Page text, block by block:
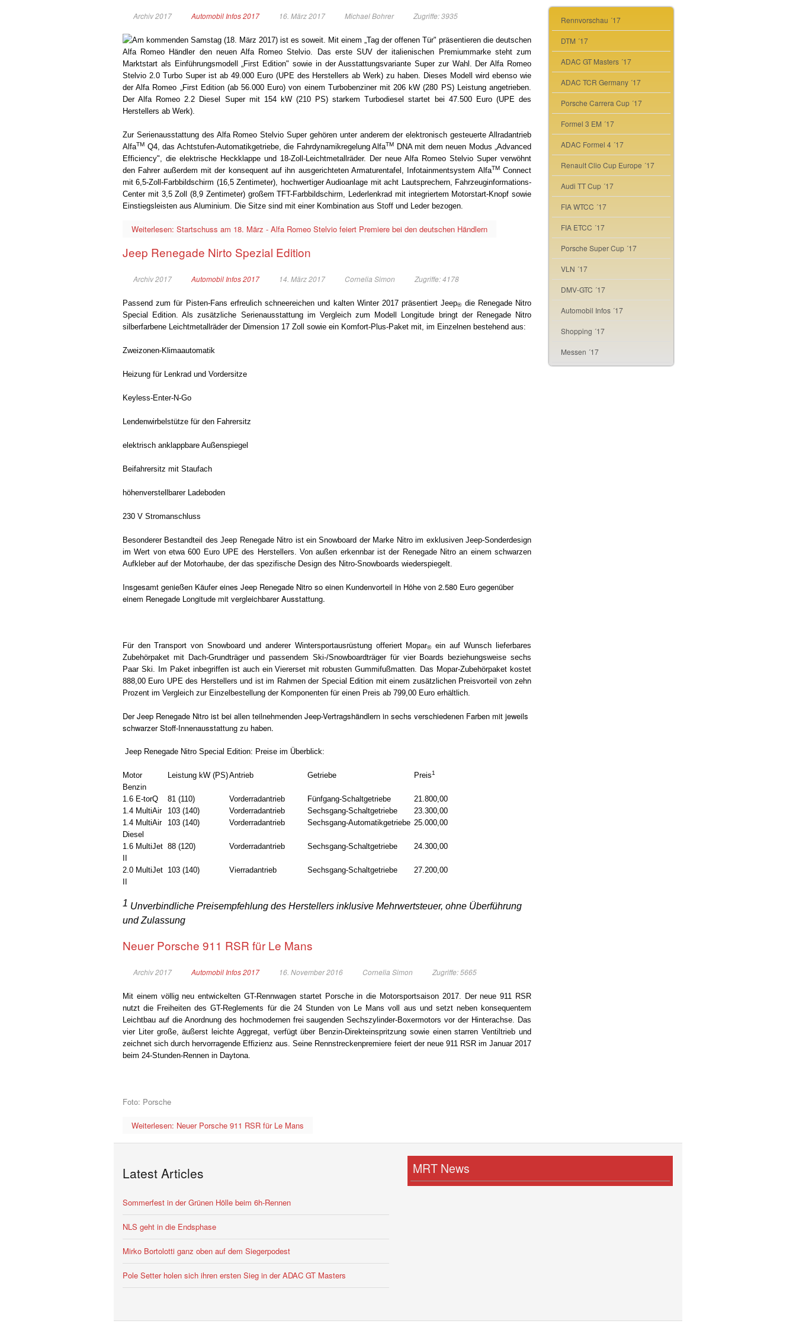
Archiv 2017 Automobil Infos 2017 16. März 2017 Michael Bohrer Zugriffe: 3935
Am kommenden Samstag (18. März 2017) ist es soweit. Mit einem „Tag der offenen Tür" präsentieren die deutschen
Alfa Romeo Händler den neuen Alfa Romeo Stelvio. Das erste SUV der italienischen Premiummarke steht zum
Marktstart als Einführungsmodell „First Edition" sowie in der Ausstattungsvariante Super zur Wahl. Der Alfa Romeo
Stelvio 2.0 Turbo Super ist ab 49.000 Euro (UPE des Herstellers ab Werk) zu haben. Dieses Modell wird ebenso wie
der Alfa Romeo „First Edition (ab 56.000 Euro) von einem Turbobenziner mit 206 kW (280 PS) Leistung angetrieben.
Der Alfa Romeo 2.2 Diesel Super mit 154 kW (210 PS) starkem Turbodiesel startet bei 47.500 Euro (UPE des
Herstellers ab Werk).
Zur Serienausstattung des Alfa Romeo Stelvio Super gehören unter anderem der elektronisch gesteuerte Allradantrieb
AlfaTM Q4, das Achtstufen-Automatikgetriebe, die Fahrdynamikregelung AlfaTM
DNA mit dem neuen Modus „Advanced
Efficiency", die elektrische Heckklappe und 18-Zoll-Leichtmetallräder. Der neue Alfa Romeo Stelvio Super verwöhnt
den Fahrer außerdem mit der konsequent auf ihn ausgerichteten Armaturentafel, Infotainmentsystem AlfaTMConnect
mit 6,5-Zoll-Farbbildschirm (16,5 Zentimeter), hochwertiger Audioanlage mit acht Lautsprechern, Fahrzeuginformations-
Center mit 3,5 Zoll (8,9 Zentimeter) großem TFT-Farbbildschirm, Lederlenkrad mit integriertem Motorstart-Knopf sowie
Einstiegsleisten aus Aluminium. Die Sitze sind mit einer Kombination aus Stoff und Leder bezogen.
Weiterlesen: Startschuss am 18. März - Alfa Romeo Stelvio feiert Premiere bei den deutschen Händlern
Jeep Renegade Nirto Spezial Edition
Archiv 2017 Automobil Infos 2017 14. März 2017 Cornelia Simon Zugriffe: 4178
Passend zum für Pisten-Fans erfreulich schneereichen und kalten Winter 2017 präsentiert Jeep®die Renegade Nitro
Special Edition. Als zusätzliche Serienausstattung im Vergleich zum Modell Longitude bringt der Renegade Nitro
silberfarbene Leichtmetallräder der Dimension 17 Zoll sowie ein Komfort-Plus-Paket mit, im Einzelnen bestehend aus:
Zweizonen-Klimaautomatik
Heizung für Lenkrad und Vordersitze
Keyless-Enter-N-Go
Lendenwirbelstütze für den Fahrersitz
elektrisch anklappbare Außenspiegel
Beifahrersitz mit Staufach
höhenverstellbarer Ladeboden
230 V Stromanschluss
Besonderer Bestandteil des Jeep Renegade Nitro ist ein Snowboard der Marke Nitro im exklusiven Jeep-Sonderdesign
im Wert von etwa 600 Euro UPE des Herstellers. Von außen erkennbar ist der Renegade Nitro an einem schwarzen
Aufkleber auf der Motorhaube, der das spezifische Design des Nitro-Snowboards wiederspiegelt.
Insgesamt genießen Käufer eines Jeep Renegade Nitro so einen Kundenvorteil in Höhe von 2.580 Euro gegenüber
einem Renegade Longitude mit vergleichbarer Ausstattung.
Für den Transport von Snowboard und anderer Wintersportausrüstung offeriert Mopar®ein auf Wunsch lieferbares
Zubehörpaket mit Dach-Grundträger und passendem Ski-/Snowboardträger für vier Boards beziehungsweise sechs
Paar Ski. Im Paket inbegriffen ist auch ein Viererset mit robusten Gummifußmatten. Das Mopar-Zubehörpaket kostet
888,00 Euro UPE des Herstellers und ist im Rahmen der Special Edition mit einem zusätzlichen Preisvorteil von zehn
Prozent im Vergleich zur Einzelbestellung der Komponenten für einen Preis ab 799,00 Euro erhältlich.
Der Jeep Renegade Nitro ist bei allen teilnehmenden Jeep-Vertragshändlern in sechs verschiedenen Farben mit jeweils
schwarzer Stoff-Innenausstattung zu haben.
Jeep Renegade Nitro Special Edition: Preise im Überblick:
Motor Leistung kW (PS)Antrieb Getriebe Preis1
Benzin
1.6 E-torQ
81 (110) Vorderradantrieb Fünfgang-Schaltgetriebe
21.800,00
1.4 MultiAir
103 (140) Vorderradantrieb Sechsgang-Schaltgetriebe
23.300,00
1.4 MultiAir
103 (140) Vorderradantrieb Sechsgang-Automatikgetriebe 25.000,00
Diesel
1.6 MultiJet 88 (120) Vorderradantrieb Sechsgang-Schaltgetriebe 24.300,00
2.0 MultiJet 103 (140) Vierradantrieb Sechsgang-Schaltgetriebe 27.200,00
1 Unverbindliche Preisempfehlung des Herstellers inklusive Mehrwertsteuer, ohne Überführung
und Zulassung
Neuer Porsche 911 RSR für Le Mans
Archiv 2017 Automobil Infos 2017 16. November 2016 Cornelia Simon Zugriffe: 5665
Mit einem völlig neu entwickelten GT-Rennwagen startet Porsche in die Motorsportsaison 2017. Der neue 911 RSR
nutzt die Freiheiten des GT-Reglements für die 24 Stunden von Le Mans voll aus und setzt neben konsequentem
Leichtbau auf die Anordnung des hochmodernen frei saugenden Sechszylinder-Boxermotors vor der Hinterachse. Das
vier Liter große, äußerst leichte Aggregat, verfügt über Benzin-Direkteinspritzung sowie einen starren Ventiltrieb und
zeichnet sich durch hervorragende Effizienz aus. Seine Rennstreckenpremiere feiert der neue 911 RSR im Januar 2017
beim 24-Stunden-Rennen in Daytona.
Foto: Porsche
Weiterlesen: Neuer Porsche 911 RSR für Le Mans
Rennvorschau ´17
DTM ´17
ADAC GT Masters ´17
ADAC TCR Germany ´17
Porsche Carrera Cup ´17
Formel 3 EM ´17
ADAC Formel 4 ´17
Renault Clio Cup Europe ´17
Audi TT Cup ´17
FIA WTCC ´17
FIA ETCC ´17
Porsche Super Cup ´17
VLN ´17
DMV-GTC ´17
Automobil Infos ´17
Shopping ´17
Messen ´17
Latest Articles
Sommerfest in der Grünen Hölle beim 6h-Rennen
NLS geht in die Endsphase
Mirko Bortolotti ganz oben auf dem Siegerpodest
Pole Setter holen sich ihren ersten Sieg in der ADAC GT Masters
MRT News